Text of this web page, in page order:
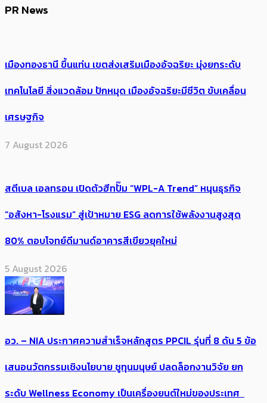
PR News
เมืองทองธานี ขึ้นแท่น เขตส่งเสริมเมืองอัจฉริยะ มุ่งยกระดับ
เทคโนโลยี สิ่งแวดล้อม ปักหมุด เมืองอัจฉริยะมีชีวิต ขับเคลื่อน
เศรษฐกิจ
7 August 2026
สตีเบล เอลทรอน เปิดตัวฮีทปั๊ม “WPL-A Trend” หนุนธุรกิจ
“อสังหา-โรงแรม” สู่เป้าหมาย ESG ลดการใช้พลังงานสูงสุด
80% ตอบโจทย์ดีมานด์อาคารสีเขียวยุคใหม่
5 August 2026
อว. – NIA ประกาศความสำเร็จหลักสูตร PPCIL รุ่นที่ 8 ดัน 5 ข้อ
เสนอนวัตกรรมเชิงนโยบาย ชูทุนมนุษย์ ปลดล็อกงานวิจัย ยก
ระดับ Wellness Economy เป็นเครื่องยนต์ใหม่ของประเทศ